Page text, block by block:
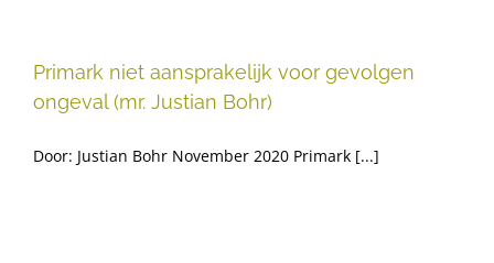
Primark niet aansprakelijk voor gevolgen
ongeval (mr. Justian Bohr)
Door: Justian Bohr November 2020 Primark [...]